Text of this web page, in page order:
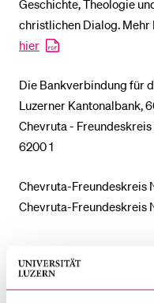
Institute und
Geschichte, Theologie
christlichen Dialog. Mehr
hier
Die Bankverbindung für
Luzerner Kantonalbank,
Chevruta -
6200 1
Chevruta-Freundeskreis
Chevruta-Freundeskreis
Medien
BELIEBTE INHALTE
Bibliothek
Anmeldung und